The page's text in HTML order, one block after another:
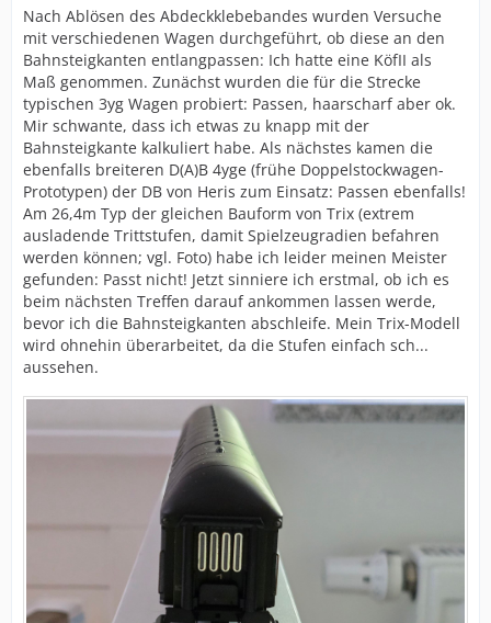
Nach Ablösen des Abdeckklebebandes wurden Versuche
mit verschiedenen Wagen durchgeführt, ob diese an den
Bahnsteigkanten entlangpassen: Ich hatte eine KöfII als
Maß genommen. Zunächst wurden die für die Strecke
typischen 3yg Wagen probiert: Passen, haarscharf aber ok.
Mir schwante, dass ich etwas zu knapp mit der
Bahnsteigkante kalkuliert habe. Als nächstes kamen die
ebenfalls breiteren D(A)B 4yge (frühe Doppelstockwagen-
Prototypen) der DB von Heris zum Einsatz: Passen ebenfalls!
Am 26,4m Typ der gleichen Bauform von Trix (extrem
ausladende Trittstufen, damit Spielzeugradien befahren
werden können; vgl. Foto) habe ich leider meinen Meister
gefunden: Passt nicht! Jetzt sinniere ich erstmal, ob ich es
beim nächsten Treffen darauf ankommen lassen werde,
bevor ich die Bahnsteigkanten abschleife. Mein Trix-Modell
wird ohnehin überarbeitet, da die Stufen einfach sch...
aussehen.